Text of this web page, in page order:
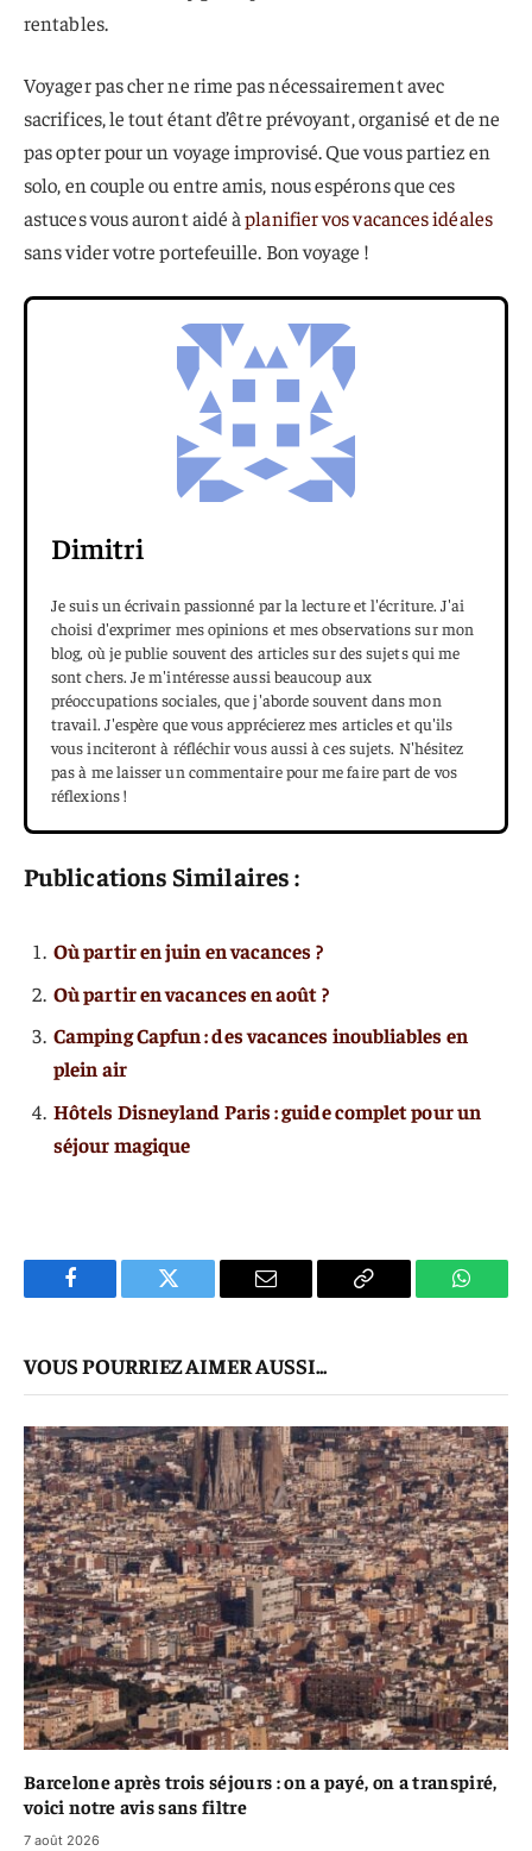
rentables.
Voyager pas cher ne rime pas nécessairement avec
sacrifices, le tout étant d’être prévoyant, organisé et de ne
pas opter pour un voyage improvisé. Que vous partiez en
solo, en couple ou entre amis, nous espérons que ces
astuces vous auront aidé àplanifier vos vacances idéales
sans vider votre portefeuille. Bon voyage !
Dimitri
Je suis un écrivain passionné par la lecture et l'écriture. J'ai
choisi d'exprimer mes opinions et mes observations sur mon
blog, où je publie souvent des articles sur des sujets qui me
sont chers. Je m'intéresse aussi beaucoup aux
préoccupations sociales, que j'aborde souvent dans mon
travail. J'espère que vous apprécierez mes articles et qu'ils
vous inciteront à réfléchir vous aussi à ces sujets. N'hésitez
pas à me laisser un commentaire pour me faire part de vos
réflexions !
Publications Similaires :
Où partir en juin en vacances ?
Où partir en vacances en août ?
Camping Capfun : des vacances inoubliables en
plein air
Hôtels Disneyland Paris : guide complet pour un
séjour magique
Facebook Twitter
E-
Copier
VOUS POURRIEZ AIMER AUSSI...
Barcelone après trois séjours : on a payé, on a transpiré,
voici notre avis sans filtre
7 août 2026